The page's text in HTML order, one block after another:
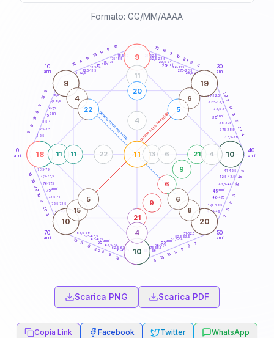
Formato: GG/MM/AAAA
generazione maschile generazione femminile
0
anni
10
anni
30
anni
40
anni
50
anni
60
70
anni
1-2,5
2,5-3,5
3,5-4
6-7,5
7,5-8,5
8,5-9
11-12,5
12,5-13,5
13,5-14
16-17,5
17,5-18,5
18,5-19
21-22,5
22,5-23,5
23,5-24
26-27,5
27,5-28,5
28,5-29
31-32,5
32,5-33,5
33,5-34
36-37,5
37,5-38,5
38,5-39
41-42,5
42,5-43,5
43,5-44
46-47,5
47,5-48,5
48,5-49
51-52,5
52,5-53,5
53,5-54
56-57,5
57,5-58,5
58,5-59
61-62,5
62,5-63,5
63,5-64
66-67,5
67,5-68,5
68,5-69
71-72,5
72,5-73,5
73,5-74
76-77,5
77,5-78,5
78,5-79
9
9
18
9
9
18
9
18 9
9
18 9
9
18 10
19
11
10
21 11
3
22
3
14
11
5
21
4
5
13
16
3
8
5
7
7
5
8
3
16
13
5
13
3
5
20
5
3
13
3
20
3
10
20
10
10
18
9
10
10
11
9 19
10 20
21
9
6
9
21
11
11
4
4
11
20
13 6
22
4
4
22
6
5
15
5
8
6
5anni
15 anni 25anni
35anni
45anni
55anni
65anni
75anni
Scarica PNG Scarica PDF
Copia Link Facebook Twitter WhatsApp